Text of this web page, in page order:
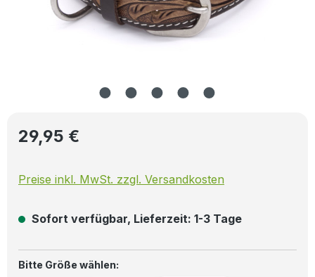
Regulärer Preis:
29,95 €
Preise inkl. MwSt. zzgl. Versandkosten
Sofort verfügbar, Lieferzeit: 1-3 Tage
Bitte Größe wählen: